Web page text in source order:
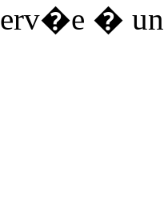
� un